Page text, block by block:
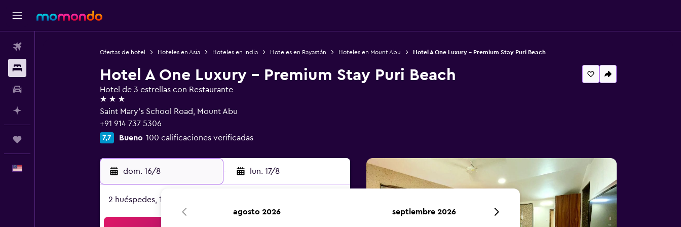
Ofertas de hotel Hoteles en Asia Hoteles en India Hoteles en Rayastán Hoteles en Mount Abu Hotel A One Luxury - Premium Stay Puri Beach
Hotel A One Luxury - Premium Stay Puri Beach
Hotel de 3 estrellas con Restaurante
3 estrellas
Saint Mary's School Road, Mount Abu
+91 914 737 5306
7,7 Bueno 100 calificaciones verificadas
dom. 16/8 - lun. 17/8
2 huéspedes, 1 habitación
agosto 2026 septiembre 2026